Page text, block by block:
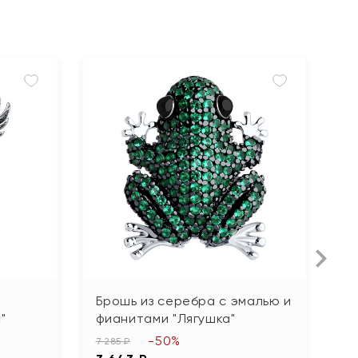
Брошь из серебра с эмалью и
фианитами "Лягушка"
7 285 ₽ -50%